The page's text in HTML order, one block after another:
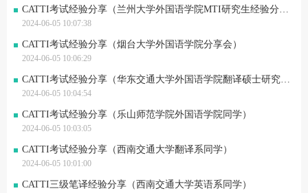
CATTI考试经验分享（兰州大学外国语学院MTI研究生经验分享会）
2024-06-05 10:07:38
CATTI考试经验分享（烟台大学外国语学院分享会）
2024-06-05 10:06:29
CATTI考试经验分享（华东交通大学外国语学院翻译硕士研究生）
2024-06-05 10:04:54
CATTI考试经验分享（乐山师范学院外国语学院同学）
2024-06-05 10:03:05
CATTI考试经验分享（西南交通大学翻译系同学）
2024-06-05 10:01:00
CATTI三级笔译经验分享（西南交通大学英语系同学）